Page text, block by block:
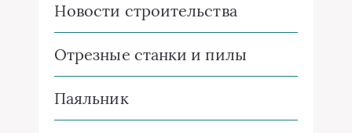
Новости строительства
Отрезные станки и пилы
Паяльник